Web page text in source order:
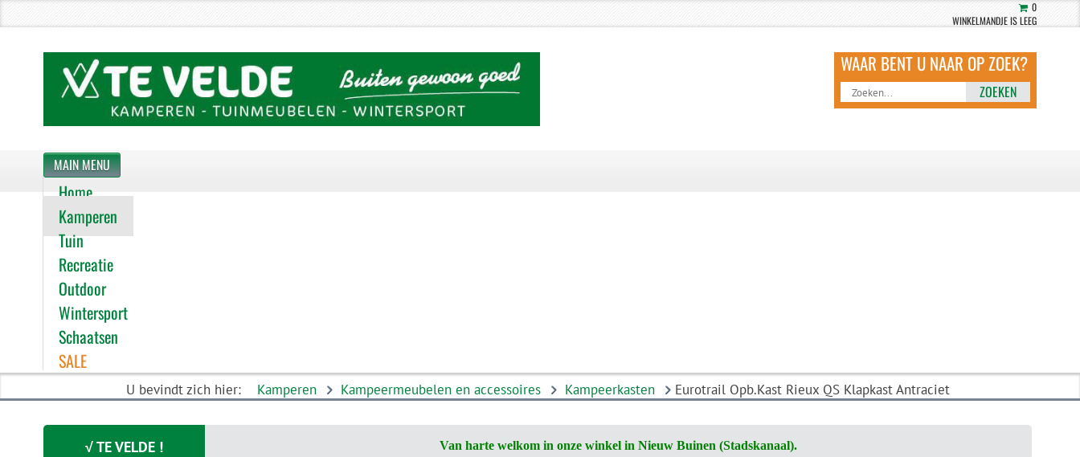
0
WINKELMANDJE IS LEEG
ZOEKEN
MAIN MENU
Home
Kamperen
Tuin
Recreatie
Outdoor
Wintersport
Schaatsen
SALE
U bevindt zich hier: Kamperen Kampeermeubelen en accessoires Kampeerkasten Eurotrail Opb.Kast Rieux QS Klapkast Antraciet
√ TE VELDE ! Van harte welkom in onze winkel in Nieuw Buinen (Stadskanaal).